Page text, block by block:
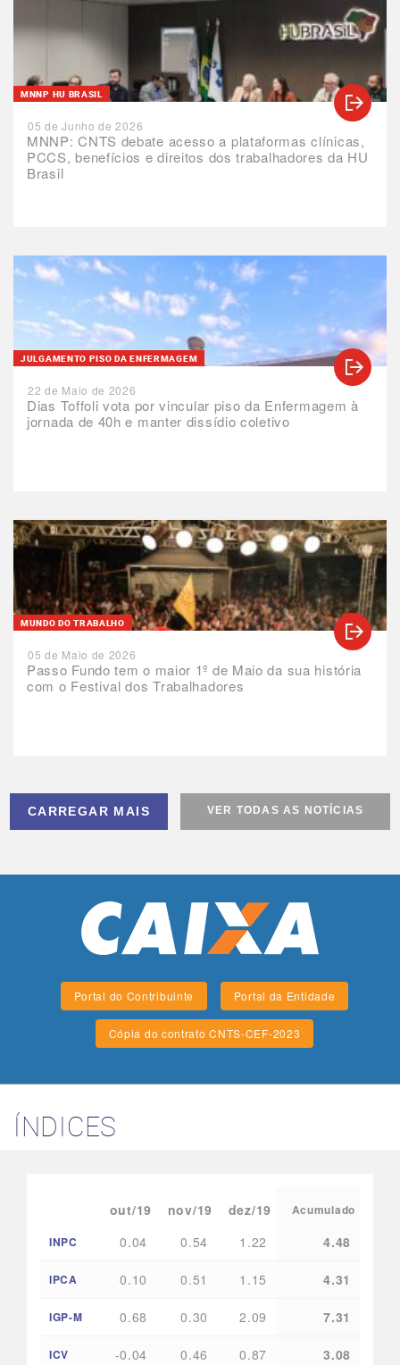
MNNP: CNTS debate acesso a plataformas clínicas,
PCCS, benefícios e direitos dos trabalhadores da HU
Brasil
MNNP HU BRASIL
05 de Junho de 2026
Dias Toffoli vota por vincular piso da Enfermagem à
jornada de 40h e manter dissídio coletivo
JULGAMENTO PISO DA ENFERMAGEM
22 de Maio de 2026
Passo Fundo tem o maior 1º de Maio da sua história
com o Festival dos Trabalhadores
MUNDO DO TRABALHO
05 de Maio de 2026
CARREGAR MAIS VER TODAS AS NOTÍCIAS
Portal do Contribuinte Portal da Entidade
Cópia do contrato CNTS-CEF-2023
ÍNDICES
out/19 nov/19 dez/19
Acumulado
INPC
0.04 0.54 1.22 4.48
IPCA 0.10 0.51 1.15 4.31
IGP-M 0.68 0.30 2.09 7.31
ICV -0.04 0.46 0.87 3.08